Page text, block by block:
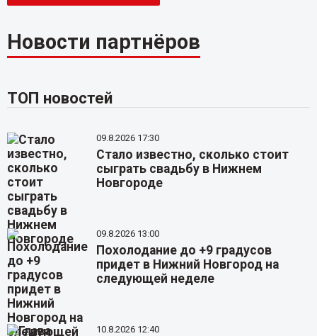
Новости партнёров
ТОП новостей
09.8.2026 17:30
Стало известно, сколько стоит
сыграть свадьбу в Нижнем
Новгороде
09.8.2026 13:00
Похолодание до +9 градусов
придет в Нижний Новгород на
следующей неделе
10.8.2026 12:40